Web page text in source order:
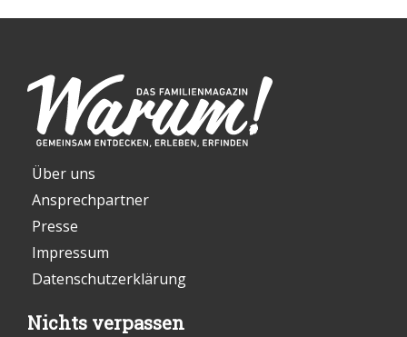
Über uns
Ansprechpartner
Presse
Impressum
Datenschutzerklärung
Nichts verpassen